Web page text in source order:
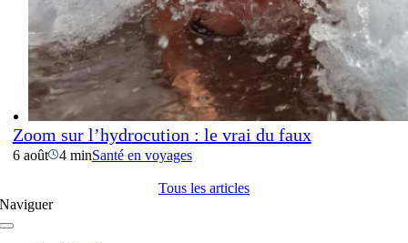
Zoom sur l’hydrocution : le vrai du faux
6 août 4 minSanté en voyages
Tous les articles
Naviguer
Navigation